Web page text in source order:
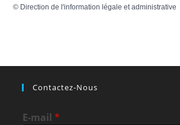
© Direction de l'information légale et administrative
Contactez-Nous
E-mail*